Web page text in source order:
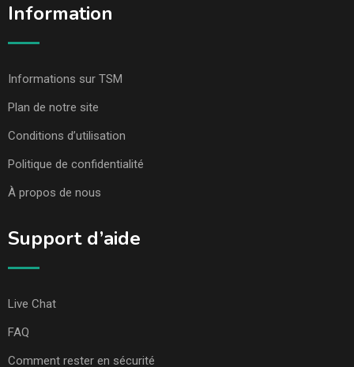
Information
Informations sur TSM
Plan de notre site
Conditions d’utilisation
Politique de confidentialité
À propos de nous
Support d’aide
Live Chat
FAQ
Comment rester en sécurité